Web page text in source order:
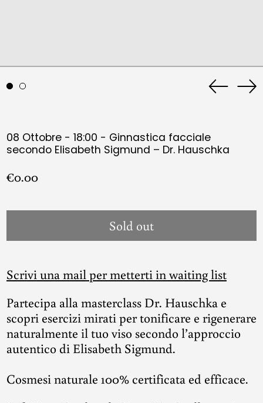
Previous
08 Ottobre - 18:00 - Ginnastica facciale
secondo Elisabeth Sigmund – Dr. Hauschka
Regular
€0.00
Sold out
Scrivi una mail per metterti in waiting list
Partecipa alla masterclass Dr. Hauschka e
scopri esercizi mirati per tonificare e rigenerare
naturalmente il tuo viso secondo l’approccio
autentico di Elisabeth Sigmund.
Cosmesi naturale 100% certificata ed efficace.